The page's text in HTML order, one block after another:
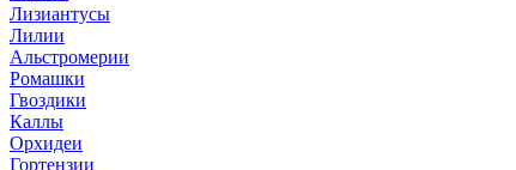
Лизиантусы
Лилии
Альстромерии
Ромашки
Гвоздики
Каллы
Орхидеи
Гортензии